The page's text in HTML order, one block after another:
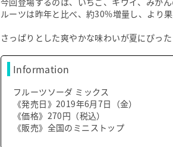
ルーツは昨年と比べ、約30%増量し、より
さっぱりとした爽やかな味わいが夏にぴった
Information
フルーツソーダ ミックス
《発売日》2019年6月7日（金）
《価格》270円（税込）
《販売》全国のミニストップ